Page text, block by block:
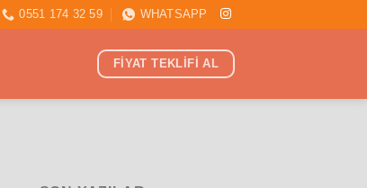
0551 174 32 59 WHATSAPP
FİYAT TEKLİFİ AL